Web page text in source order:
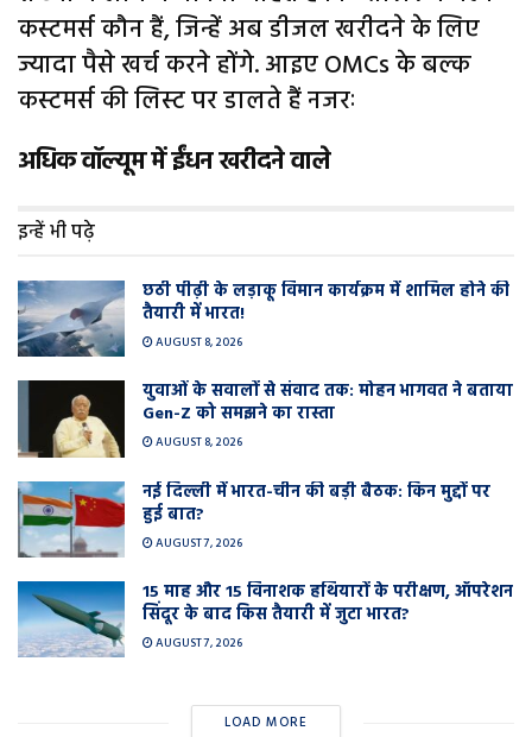
कस्टमर्स कौन हैं, जिन्हें अब डीजल खरीदने के लिए
ज्यादा पैसे खर्च करने होंगे. आइए OMCs के बल्क
कस्टमर्स की लिस्ट पर डालते हैं नजरः
अधिक वॉल्यूम में ईंधन खरीदने वाले
इन्हें भी पढ़े
छठी पीढ़ी के लड़ाकू विमान कार्यक्रम में शामिल होने की
तैयारी में भारत!
AUGUST 8, 2026
युवाओं के सवालों से संवाद तक: मोहन भागवत ने बताया
Gen-Z को समझने का रास्ता
AUGUST 8, 2026
नई दिल्ली में भारत-चीन की बड़ी बैठक: किन मुद्दों पर
हुई बात?
AUGUST 7, 2026
15 माह और 15 विनाशक हथियारों के परीक्षण, ऑपरेशन
सिंदूर के बाद किस तैयारी में जुटा भारत?
AUGUST 7, 2026
LOAD MORE